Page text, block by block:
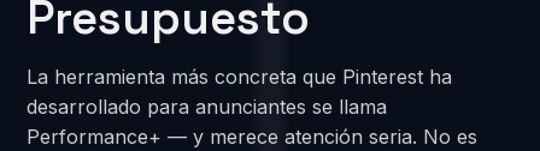
Presupuesto
La herramienta más concreta que Pinterest ha
desarrollado para anunciantes se llama
Performance+ — y merece atención seria. No es